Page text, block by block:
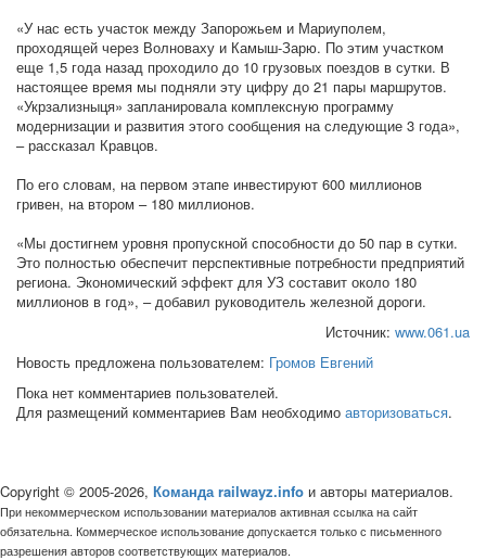
«У нас есть участок между Запорожьем и Мариуполем,
проходящей через Волноваху и Камыш-Зарю. По этим участком
еще 1,5 года назад проходило до 10 грузовых поездов в сутки. В
настоящее время мы подняли эту цифру до 21 пары маршрутов.
«Укрзализныця» запланировала комплексную программу
модернизации и развития этого сообщения на следующие 3 года»,
– рассказал Кравцов.
По его словам, на первом этапе инвестируют 600 миллионов
гривен, на втором – 180 миллионов.
«Мы достигнем уровня пропускной способности до 50 пар в сутки.
Это полностью обеспечит перспективные потребности предприятий
региона. Экономический эффект для УЗ составит около 180
миллионов в год», – добавил руководитель железной дороги.
Источник: www.061.ua
Новость предложена пользователем: Громов Евгений
Пока нет комментариев пользователей.
Для размещений комментариев Вам необходимо авторизоваться.
Copyright © 2005-2026, Команда railwayz.info и авторы материалов.
При некоммерческом использовании материалов активная ссылка на сайт
обязательна. Коммерческое использование допускается только с письменного
разрешения авторов соответствующих материалов.